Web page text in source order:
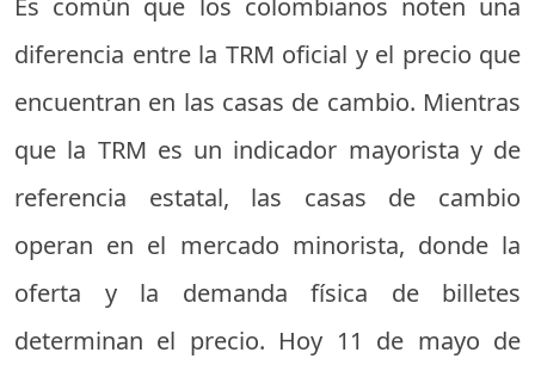
diferencia entre la TRM oficial y el precio que
encuentran en las casas de cambio. Mientras
que la TRM es un indicador mayorista y de
referencia estatal, las casas de cambio
operan en el mercado minorista, donde la
oferta y la demanda física de billetes
determinan el precio. Hoy 11 de mayo de